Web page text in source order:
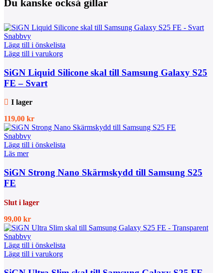
Du kanske också gillar
Snabbvy
Lägg till i önskelista
Lägg till i varukorg
SiGN Liquid Silicone skal till Samsung Galaxy S25
FE – Svart
I lager
119,00 kr
Snabbvy
Lägg till i önskelista
Läs mer
SiGN Strong Nano Skärmskydd till Samsung S25
FE
Slut i lager
99,00 kr
Snabbvy
Lägg till i önskelista
Lägg till i varukorg